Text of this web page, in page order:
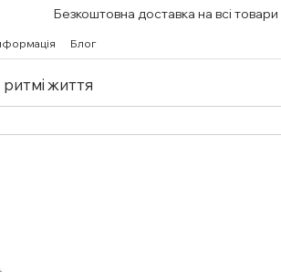
Безкоштовна доставка на всі товари
Блог
життя